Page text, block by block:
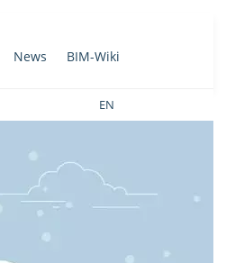
News BIM-Wiki
EN